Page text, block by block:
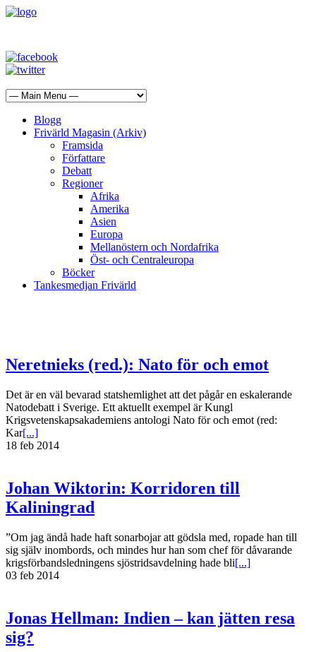
Blogg
Frivärld Magasin (Arkiv)
Framsida
Författare
Debatt
Regioner
Afrika
Amerika
Asien
Europa
Mellanöstern och Nordafrika
Öst- och Centraleuropa
Böcker
Tankesmedjan Frivärld
Neretnieks (red.): Nato för och emot
Det är en väl bevarad statshemlighet att det pågår en eskalerande
Natodebatt i Sverige. Ett aktuellt exempel är Kungl
Krigsvetenskapsakademiens antologi Nato för och emot (red:
Kar[...]
18 feb 2014
Johan Wiktorin: Korridoren till
Kaliningrad
”Om jag ändå hade haft sonarbojar att gödsla med, ropade han till
sig själv inombords, och mindes hur han som chef för dåvarande
krigsförbandsledningens sjöstridsavdelning hade bli[...]
03 feb 2014
Jonas Hellman: Indien – kan jätten resa
sig?